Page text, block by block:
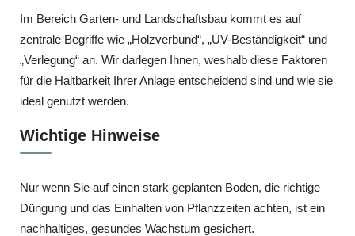
Im Bereich Garten- und Landschaftsbau kommt es auf
zentrale Begriffe wie „Holzverbund“, „UV-Beständigkeit“ und
„Verlegung“ an. Wir darlegen Ihnen, weshalb diese Faktoren
für die Haltbarkeit Ihrer Anlage entscheidend sind und wie sie
ideal genutzt werden.
Wichtige Hinweise
Nur wenn Sie auf einen stark geplanten Boden, die richtige
Düngung und das Einhalten von Pflanzzeiten achten, ist ein
nachhaltiges, gesundes Wachstum gesichert.